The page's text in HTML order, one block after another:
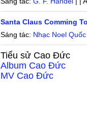
Santa Claus Comming
Sáng tác: Nhạc Noel
Tiểu sử Cao Đức
Album Cao Đức
MV Cao Đức